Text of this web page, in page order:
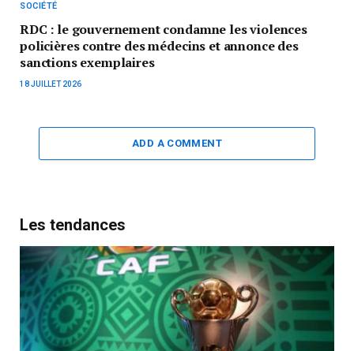
SOCIÉTÉ
RDC : le gouvernement condamne les violences
policières contre des médecins et annonce des
sanctions exemplaires
18 JUILLET 2026
ADD A COMMENT
Les tendances